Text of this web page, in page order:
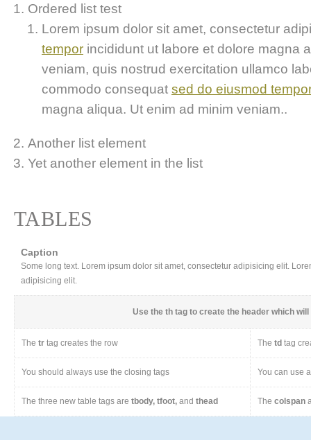
Ordered list test
Lorem ipsum dolor sit amet, consectetur
tempor incididunt ut labore et dolore magna
veniam, quis nostrud exercitation ullamco
commodo consequat sed do eiusmod
magna aliqua. Ut enim ad minim veniam..
Another list element
Yet another element in the list
TABLES
Caption
Some long text. Lorem ipsum dolor sit amet, consectetur adipisicing elit.
adipisicing elit.
Use the th tag to create the header which
The tr tag creates the row The td tag
You should always use the closing tags You can use
The three new table tags are tbody, tfoot, and thead The colspan